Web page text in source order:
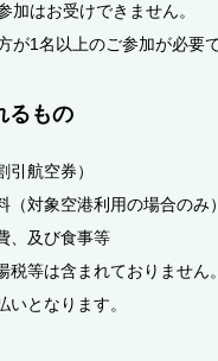
加はお受けできません。
が1名以上のご参加が必要で
るもの
引航空券）
（対象空港利用の場合のみ）
、及び食事等
税等は含まれておりません
いとなります。